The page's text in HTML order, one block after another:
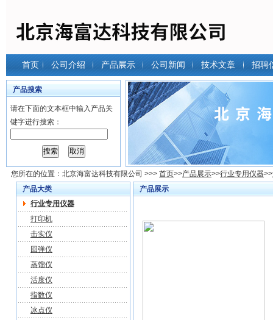
首页 公司介绍 产品展示 公司新闻 技术文章 招聘
产品搜索
请在下面的文本框中输入产品关
键字进行搜索：
您所在的位置： 北京海富达科技有限公司 >>> 首页>>产品展示>>行业专用仪器>>
产品大类
行业专用仪器
打印机
击实仪
回弹仪
蒸馏仪
活度仪
指数仪
冰点仪
产品展示